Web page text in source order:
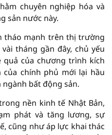
chuyên nghiệp hóa và
sản nước này.
tháo mạnh trên thị trường
tháng gần đây, chủ yếu
của chương trình kích
chính phủ mới lại hầu
bất động sản.
nền kinh tế Nhật Bản,
phát và tăng lương, sự
cũng như áp lực khai thác